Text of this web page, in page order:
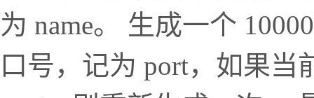
为 name。 生成一个
口号，记为 port，如果